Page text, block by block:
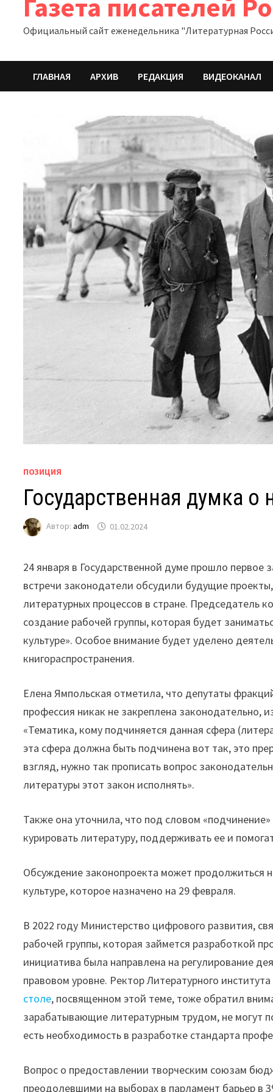
Газета писателей
Официальный сайт еженедельника "Литературная
ГЛАВНАЯ АРХИВ РЕДАКЦИЯ ВИДЕОКАНАЛ
ПОЗИЦИЯ
Государственная думка о
Автор:adm 01.02.2024
24 января в Государственной думе прошло первое
встречи законодатели обсудили будущие
литературных процессов в стране. Председатель
создание рабочей группы, которая будет
культуре». Особое внимание будет уделено
книгораспространения.
Елена Ямпольская отметила, что депутаты
профессия никак не закреплена законодательно,
«Тематика, кому подчиняется данная сфера
эта сфера должна быть подчинена вот так, это
взгляд, нужно так прописать вопрос
литературы этот закон исполнять».
Также она уточнила, что под словом
курировать литературу, поддерживать ее и
Обсуждение законопроекта может продолжиться
культуре, которое назначено на 29 февраля.
В 2022 году Министерство цифрового развития,
рабочей группы, которая займется разработкой
инициатива была направлена на регулирование
правовом уровне. Ректор Литературного
столе, посвященном этой теме, тоже обратил
зарабатывающие литературным трудом, не могут
есть необходимость в разработке стандарта
Вопрос о предоставлении творческим союзам
преодолевшими на выборах в парламент барьер в